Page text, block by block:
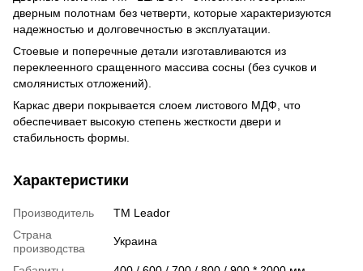
дверным полотнам без четверти, которые характеризуются
надежностью и долговечностью в эксплуатации.
Стоевые и поперечные детали изготавливаются из
переклеенного сращенного массива сосны (без сучков и
смолянистых отложений).
Каркас двери покрывается слоем листового МДФ, что
обеспечивает высокую степень жесткости двери и
стабильность формы.
Характеристики
Производитель
ТМ Leador
Страна
производства
Украина